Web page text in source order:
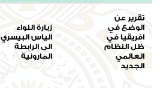
تقرير عن
الوضع في
افريقيا في
ظل النظام
العالمي
الجديد
زيارة اللواء
الياس البيسري
الى الرابطة
المارونية